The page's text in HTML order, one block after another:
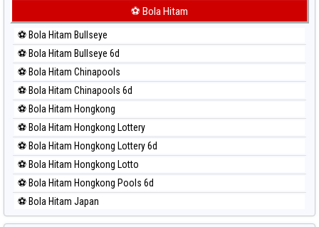
⚽ Bola Merah Kuda Lari
⚽ Bola Merah Magnum Cambodia
⚽ Bola Merah Nagoya
⚽ Bola Merah North Carolina Day
⚽ Bola Merah Pcso
⚽ Bola Merah Sao Paulo
⚽ Bola Merah Singapore
⚽ Bola Merah Sydney
⚽ Bola Merah Sydney Lottery
⚽ Bola Merah Sydney Lottery 6d
⚽ Bola Merah Sydney Lotto
⚽ Bola Hitam
⚽ Bola Hitam Bullseye
⚽ Bola Hitam Bullseye 6d
⚽ Bola Hitam Chinapools
⚽ Bola Hitam Chinapools 6d
⚽ Bola Hitam Hongkong
⚽ Bola Hitam Hongkong Lottery
⚽ Bola Hitam Hongkong Lottery 6d
⚽ Bola Hitam Hongkong Lotto
⚽ Bola Hitam Hongkong Pools 6d
⚽ Bola Hitam Japan
⚽ Bola Hitam Japan 6d